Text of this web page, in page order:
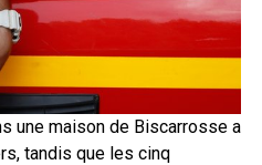
une maison de Biscarrosse a
tandis que les cinq